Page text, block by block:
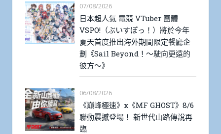
07/08/2026
日本超人氣 電競 VTuber 團體
VSPO!（ぶいすぽっ！）將於今年
夏天首度推出海外期間限定餐廳企
劃《Sail Beyond！～駛向更遠的
彼方～》
06/08/2026
《巔峰極速》x《MF GHOST》8/6
聯動震撼登場！ 新世代山路傳說再
臨